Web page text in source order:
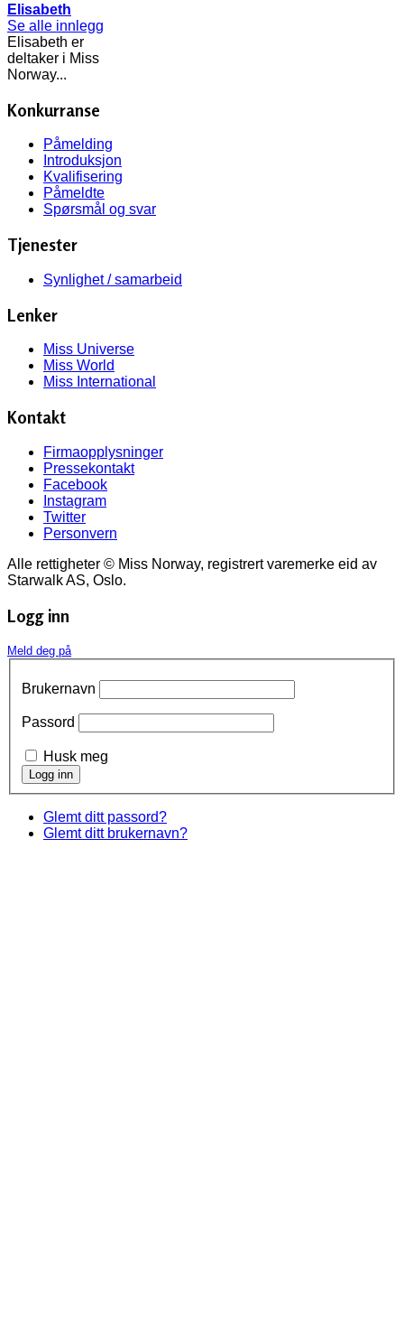
Elisabeth
Se alle innlegg
Elisabeth er
deltaker i Miss
Norway...
Konkurranse
Påmelding
Introduksjon
Kvalifisering
Påmeldte
Spørsmål og svar
Tjenester
Synlighet / samarbeid
Lenker
Miss Universe
Miss World
Miss International
Kontakt
Firmaopplysninger
Pressekontakt
Facebook
Instagram
Twitter
Personvern
Alle rettigheter © Miss Norway, registrert varemerke eid av
Starwalk AS, Oslo.
Logg inn
Meld deg på
Brukernavn
Passord
Husk meg
Glemt ditt passord?
Glemt ditt brukernavn?